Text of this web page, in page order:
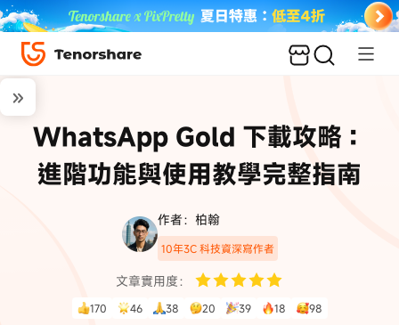
WhatsApp Gold 下載攻略：
進階功能與使用教學完整指南
作者：柏翰
10年3C 科技資深寫作者
文章實用度：
170 46 38 20 39 18 98